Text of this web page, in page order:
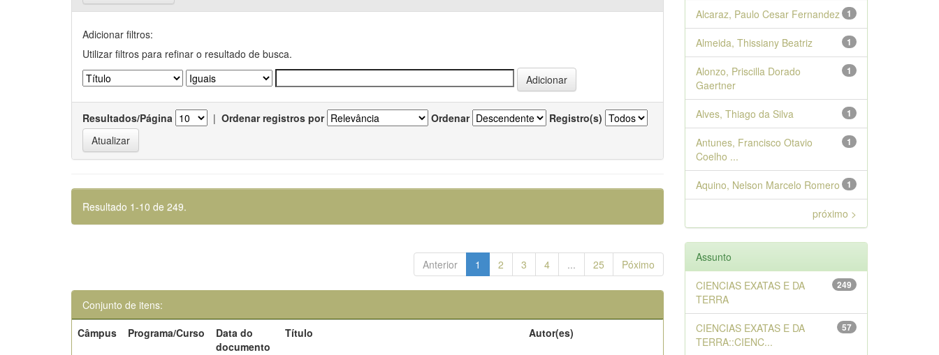
Adicionar filtros:
Utilizar filtros para refinar o resultado de busca.
Resultados/Página | Ordenar registros por Ordenar Registro(s)
Resultado 1-10 de 249.
Anterior 1 2 3 4 ... 25 Póximo
Conjunto de itens:
Câmpus
Programa/Curso
Data do
documento
Título Autor(es)
1
Alcaraz, Paulo Cesar Fernandez
1
Almeida, Thissiany Beatriz
1
Alonzo, Priscilla Dorado
Gaertner
1
Alves, Thiago da Silva
1
Antunes, Francisco Otavio
Coelho ...
1
Aquino, Nelson Marcelo Romero
próximo >
Assunto
249
CIENCIAS EXATAS E DA
TERRA
57
CIENCIAS EXATAS E DA
TERRA::CIENC...